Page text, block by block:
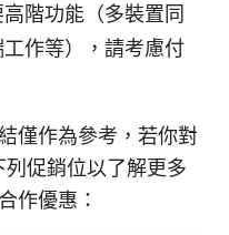
階功能（多裝置同
作等），請考慮付
僅作為參考，若你對
促銷位以了解更多
作優惠：